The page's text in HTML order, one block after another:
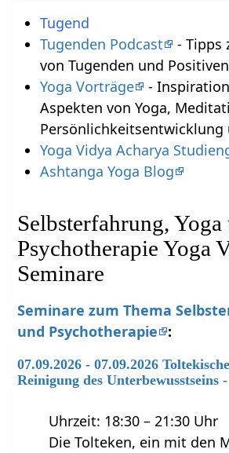
Tugend
Tugenden Podcast
- Tipps
von Tugenden und
Yoga Vorträge
-
Aspekten von Yoga,
Yoga Vidya Acharya
Ashtanga Yoga Blog
Selbsterfahrung, Yoga
Psychotherapie Yoga
Seminare
Seminare zum Thema
und Psychotherapie
:
07.09.2026 - 07.09.2026
Reinigung des Unterbewusstseins
Uhrzeit: 18:30 – 21:30 Uhr
Die Tolteken, ein mit den